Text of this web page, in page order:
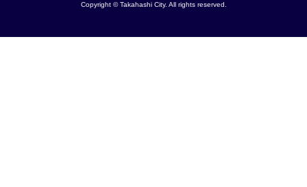
Copyright © Takahashi City. All rights reserved.